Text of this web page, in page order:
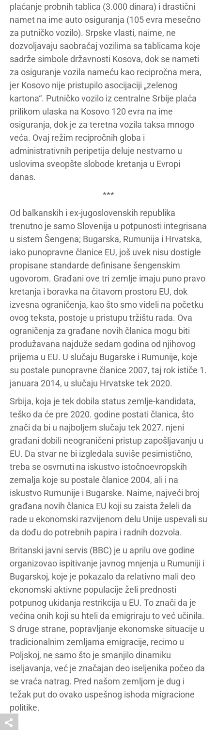
plaćanje probnih tablica (3.000 dinara) i drastični
namet na ime auto osiguranja (105 evra mesečno
za putničko vozilo). Srpske vlasti, naime, ne
dozvoljavaju saobraćaj vozilima sa tablicama koje
sadrže simbole državnosti Kosova, dok se nameti
za osiguranje vozila nameću kao recipročna mera,
jer Kosovo nije pristupilo asocijaciji „zelenog
kartona“. Putničko vozilo iz centralne Srbije plaća
prilikom ulaska na Kosovo 120 evra na ime
osiguranja, dok je za teretna vozila taksa mnogo
veća. Ovaj režim recipročnih globa i
administrativnih peripetija deluje nestvarno u
uslovima sveopšte slobode kretanja u Evropi
danas.
***
Od balkanskih i ex-jugoslovenskih republika
trenutno je samo Slovenija u potpunosti integrisana
u sistem Šengena; Bugarska, Rumunija i Hrvatska,
iako punopravne članice EU, još uvek nisu dostigle
propisane standarde definisane šengenskim
ugovorom. Građani ove tri zemlje imaju puno pravo
kretanja i boravka na čitavom prostoru EU, dok
izvesna ograničenja, kao što smo videli na početku
ovog teksta, postoje u pristupu tržištu rada. Ova
ograničenja za građane novih članica mogu biti
produžavana najduže sedam godina od njihovog
prijema u EU. U slučaju Bugarske i Rumunije, koje
su postale punopravne članice 2007, taj rok ističe 1.
januara 2014, u slučaju Hrvatske tek 2020.
Srbija, koja je tek dobila status zemlje-kandidata,
teško da će pre 2020. godine postati članica, što
znači da bi u najboljem slučaju tek 2027. njeni
građani dobili neograničeni pristup zapošljavanju u
EU. Da stvar ne bi izgledala suviše pesimistično,
treba se osvrnuti na iskustvo istočnoevropskih
zemalja koje su postale članice 2004, ali i na
iskustvo Rumunije i Bugarske. Naime, najveći broj
građana novih članica EU koji su zaista želeli da
rade u ekonomski razvijenom delu Unije uspevali su
da dođu do potrebnih papira i radnih dozvola.
Britanski javni servis (BBC) je u aprilu ove godine
organizovao ispitivanje javnog mnjenja u Rumuniji i
Bugarskoj, koje je pokazalo da relativno mali deo
ekonomski aktivne populacije želi prednosti
potpunog ukidanja restrikcija u EU. To znači da je
većina onih koji su hteli da emigriraju to već učinila.
S druge strane, popravljanje ekonomske situacije u
tradicionalnim zemljama emigracije, recimo u
Poljskoj, ne samo što je smanjilo dinamiku
iseljavanja, već je značajan deo iseljenika počeo da
se vraća natrag. Pred našom zemljom je dug i
težak put do ovako uspešnog ishoda migracione
politike.